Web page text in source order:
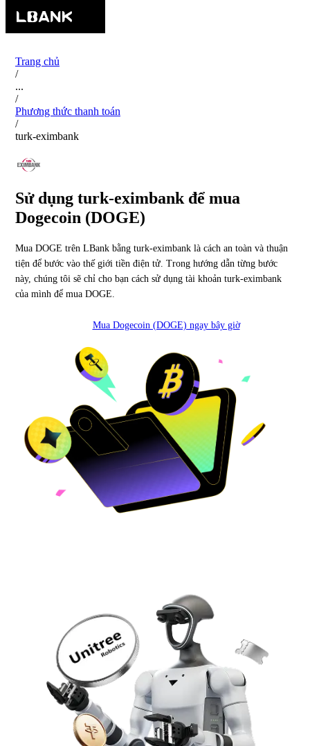
Trang chủ
/
...
/
Phương thức thanh toán
/
turk-eximbank
Sử dụng turk-eximbank để mua
Dogecoin (DOGE)
Mua DOGE trên LBank bằng turk-eximbank là cách an toàn và thuận
tiện để bước vào thế giới tiền điện tử. Trong hướng dẫn từng bước
này, chúng tôi sẽ chỉ cho bạn cách sử dụng tài khoản turk-eximbank
của mình để mua DOGE.
Mua Dogecoin (DOGE) ngay bây giờ